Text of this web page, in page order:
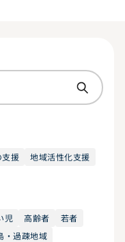
支援 地域活性化支援
児 高齢者
若者
・過疎地域